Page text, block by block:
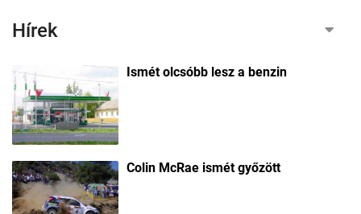
Hírek
Friss hírek a Vezessen: Autós hírek, autó magazin, új autó
tesztek, használt-autó tesztek, balesetek, közlekedési hírek.
Tudj meg még többet az autószalonokról, az autóipar
újdonságairól, illetve légy te az, aki első kézből kapja a
mindennapi autózáshoz elengedhetetlen infókat (benzin ár,
útlezárások, KRESZ módosítások).
Ismét olcsóbb lesz a benzin
Colin McRae ismét győzött